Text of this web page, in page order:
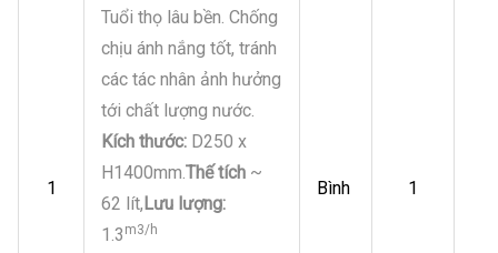
1
Tuổi thọ lâu bền. Chống
chịu ánh nắng tốt, tránh
các tác nhân ảnh hưởng
tới chất lượng nước.
Kích thước: D250 x
H1400mm.Thế tích ~
62 lít, Lưu lượng:
1.3 m3/h
Bình 1